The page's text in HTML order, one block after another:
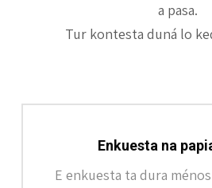
a pasa.
Tur kontesta duná lo
Enkuesta na
E enkuesta ta dura